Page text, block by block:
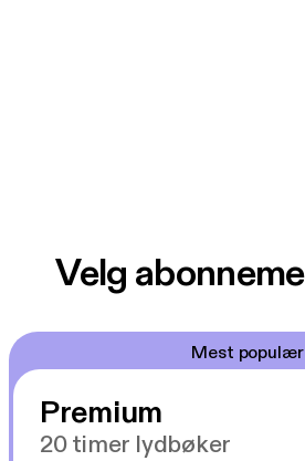
Velg
Mest populær
Premium
20 timer lydbøker